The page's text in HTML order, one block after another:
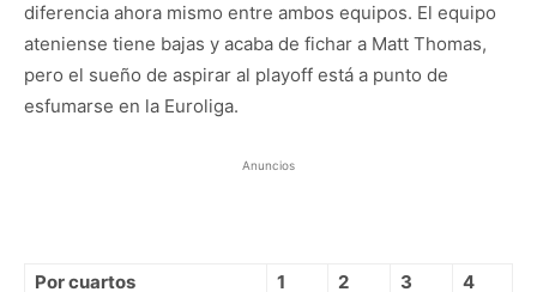
diferencia ahora mismo entre ambos equipos. El equipo
ateniense tiene bajas y acaba de fichar a Matt Thomas,
pero el sueño de aspirar al playoff está a punto de
esfumarse en la Euroliga.
Anuncios
Por cuartos 1 2 3
4